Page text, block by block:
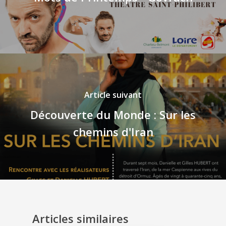
Article suivant
Découverte du Monde : Sur les
chemins d'Iran
Articles similaires